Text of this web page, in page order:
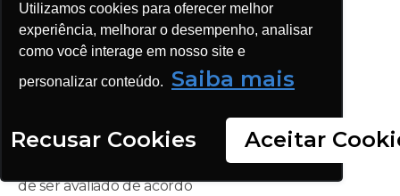
Utilizamos cookies para oferecer melhor
experiência, melhorar o desempenho, analisar
como você interage em nosso site e
personalizar conteúdo. Saiba mais
Recusar Cookies Aceitar
risco envolvido e a
capacidade de adaptação
do trabalhador.
Portanto, a jurisprudência
temporária ou
permanente, o
de ser avaliado de acordo